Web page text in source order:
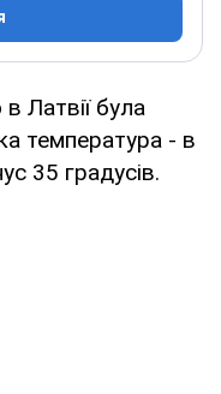
Латвії була
температура - в
35 градусів.